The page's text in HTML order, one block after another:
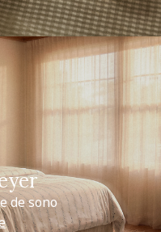
de sono